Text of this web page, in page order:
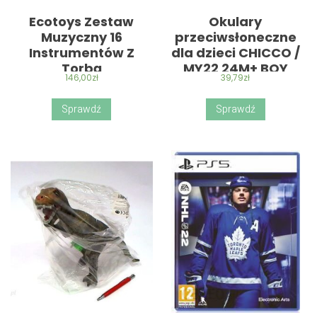
Ecotoys Zestaw
Muzyczny 16
Instrumentów Z
Torbą
146,00zł
Sprawdź
Okulary
przeciwsłoneczne
dla dzieci CHICCO /
MY22 24M+ BOY
39,79zł
Sprawdź